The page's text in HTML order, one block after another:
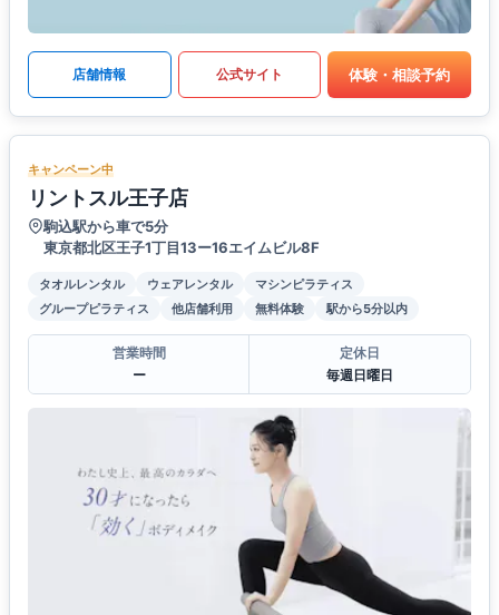
店舗情報 公式サイト 体験・相談予約
キャンペーン中
リントスル王子店
駒込駅から車で5分
東京都北区王子1丁目13ー16エイムビル8F
タオルレンタル ウェアレンタル
マシンピラティス
グループピラティス
他店舗利用 無料体験 駅から5分以内
営業時間
ー
定休日
毎週日曜日